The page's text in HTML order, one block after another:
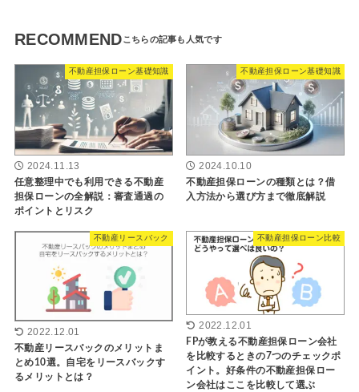
RECOMMEND
不動産担保ローン基礎知識
2024.11.13
任意整理中でも利用できる不動産
担保ローンの全解説：審査通過の
ポイントとリスク
不動産担保ローン基礎知識
2024.10.10
不動産担保ローンの種類とは？借
入方法から選び方まで徹底解説
不動産リースバック
2022.12.01
不動産リースバックのメリットま
とめ10選。自宅をリースバックす
るメリットとは？
不動産担保ローン比較
2022.12.01
FPが教える不動産担保ローン会社
を比較するときの7つのチェックポ
イント。好条件の不動産担保ロー
ン会社はここを比較して選ぶ